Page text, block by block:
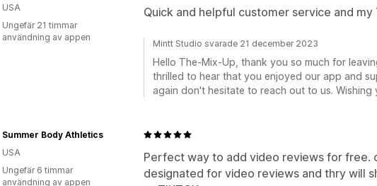
Quick and helpful customer service and
USA
Ungefär 21 timmar
användning av appen
Mintt Studio svarade 21 december 2023
Hello The-Mix-Up, thank you so much for
thrilled to hear that you enjoyed our app and
again don't hesitate to reach out to us. Wishing
Perfect way to add video reviews for free.
designated for video reviews and thry will
Summer Body Athletics
USA
Ungefär 6 timmar
användning av appen